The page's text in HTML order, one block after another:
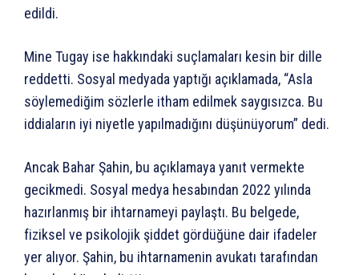
edildi.
Mine Tugay ise hakkındaki suçlamaları kesin bir dille
reddetti. Sosyal medyada yaptığı açıklamada, “Asla
söylemediğim sözlerle itham edilmek saygısızca. Bu
iddiaların iyi niyetle yapılmadığını düşünüyorum” dedi.
Ancak Bahar Şahin, bu açıklamaya yanıt vermekte
gecikmedi. Sosyal medya hesabından 2022 yılında
hazırlanmış bir ihtarnameyi paylaştı. Bu belgede,
fiziksel ve psikolojik şiddet gördüğüne dair ifadeler
yer alıyor. Şahin, bu ihtarnamenin avukatı tarafından